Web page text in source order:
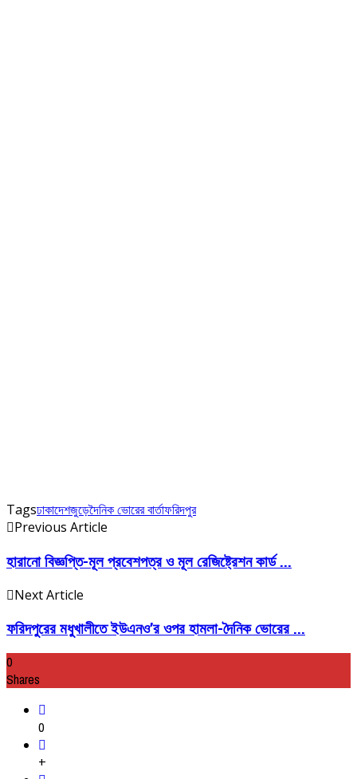
Tagsঢাকাদেশজুড়েদৈনিক ভোরের বার্তাফরিদপুর
Previous Article
হারানো বিজ্ঞপ্তি-মূল প্রবেশপত্র ও মূল রেজিষ্ট্রেশন কার্ড ...
Next Article
ফরিদপুরের মধুখালীতে ইউএনও’র ওপর হামলা-দৈনিক ভোরের ...
0
Shares
0
+